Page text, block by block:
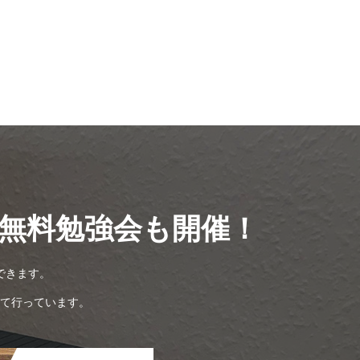
料勉強会も開催！
ます。
行っています。